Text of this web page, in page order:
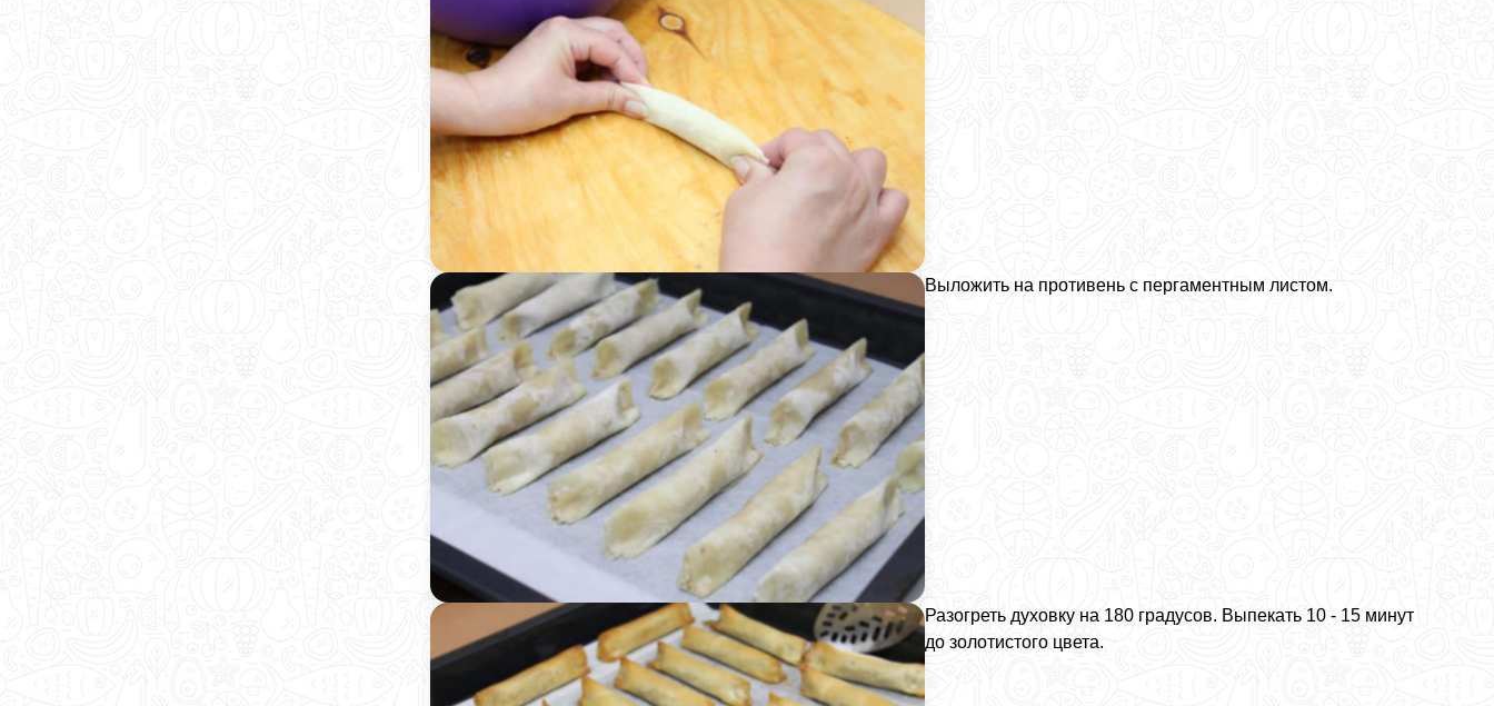
Выложить на противень с пергаментным листом.
Разогреть духовку на 180 градусов. Выпекать 10 - 15 минут
до золотистого цвета.